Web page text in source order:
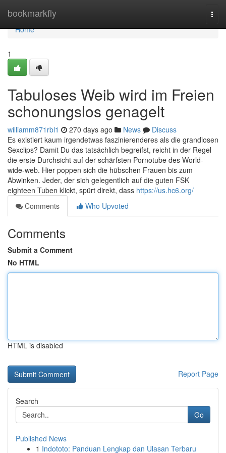
bookmarkfly
Home
Home
1
Tabuloses Weib wird im Freien
schonungslos genagelt
williamm871rbl1 270 days ago News
Discuss
Es existiert kaum irgendetwas faszinierenderes als die grandiosen
Sexclips? Damit Du das tatsächlich begreifst, reicht in der Regel
die erste Durchsicht auf der schärfsten Pornotube des World-
wide-web. Hier poppen sich die hübschen Frauen bis zum
Abwinken. Jeder, der sich gelegentlich auf die guten FSK
eighteen Tuben klickt, spürt direkt, dass https://us.hc6.org/
Comments
Who Upvoted
Comments
Submit a Comment
No HTML
HTML is disabled
Report Page
Search
Go
Published News
1 Indototo: Panduan Lengkap dan Ulasan Terbaru